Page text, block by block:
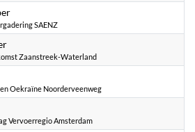
2023
SAENZ
2023
Zaanstreek-Waterland
Oekraïne Noorderveenweg
Vervoerregio Amsterdam